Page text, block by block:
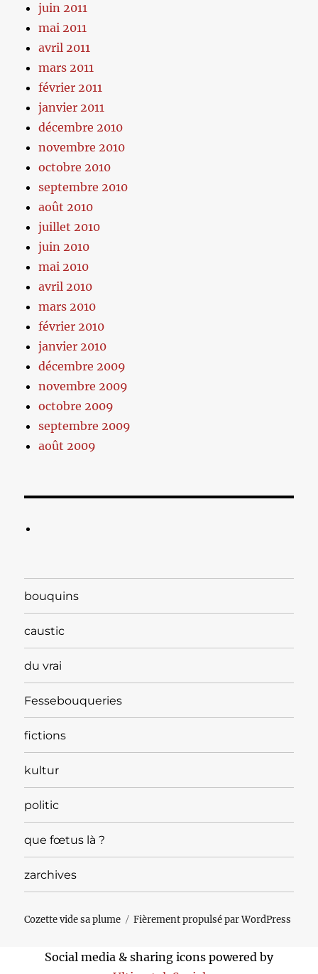
juin 2011
mai 2011
avril 2011
mars 2011
février 2011
janvier 2011
décembre 2010
novembre 2010
octobre 2010
septembre 2010
août 2010
juillet 2010
juin 2010
mai 2010
avril 2010
mars 2010
février 2010
janvier 2010
décembre 2009
novembre 2009
octobre 2009
septembre 2009
août 2009
bouquins
caustic
du vrai
Fessebouqueries
fictions
kultur
politic
que fœtus là ?
zarchives
Cozette vide sa plume Fièrement propulsé par WordPress
Social media & sharing icons powered by